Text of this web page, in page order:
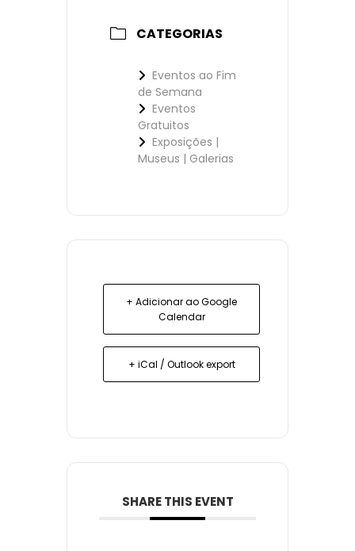
CATEGORIAS
Eventos ao Fim
de Semana
Eventos
Gratuitos
Exposições |
Museus | Galerias
+ Adicionar ao Google
Calendar
+ iCal / Outlook export
SHARE THIS EVENT